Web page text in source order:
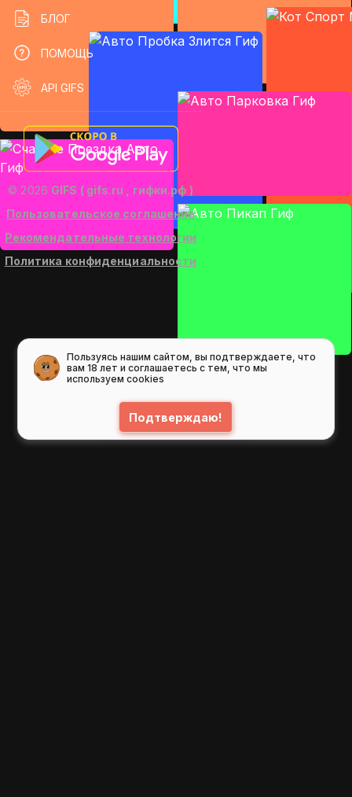
БЛОГ
ПОМОЩЬ
API GIFS
© 2026 GIFS ( gifs.ru , гифки.рф )
Пользовательское соглашение
Рекомендательные технологии
Политика конфиденциальности
Пользуясь нашим сайтом, вы подтверждаете, что
вам 18 лет и соглашаетесь с тем, что мы
используем cookies
Подтверждаю!